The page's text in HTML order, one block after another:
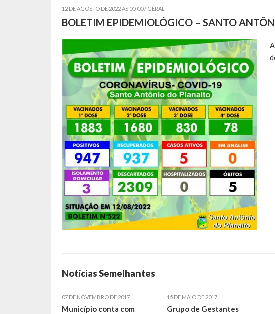
12 DE AGOSTO DE 2022 AS 00:00 / GERAL
BOLETIM EPIDEMIOLÓGICO – SANTO
Notícias Semelhantes
07 DE NOVEMBRO DE 2017
Município conta com
15 DE MAIO DE 2017
Grupo de Gestantes